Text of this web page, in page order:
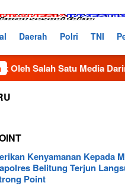
Daerah Polri TNI
Salah Satu Media
Kenyamanan Kepada
Belitung Terjun
Point